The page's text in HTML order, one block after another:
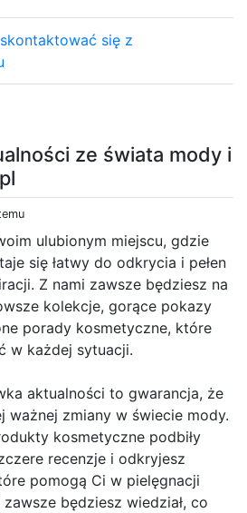
ze świata mody i
ulubionym miejscu, gdzie
się łatwy do odkrycia i pełen
Z nami zawsze będziesz na
kolekcje, gorące pokazy
porady kosmetyczne, które
w każdej sytuacji.
aktualności to gwarancja, że
ważnej zmiany w świecie mody.
kosmetyczne podbiły
recenzje i odkryjesz
pomogą Ci w pielęgnacji
będziesz wiedział, co
się z